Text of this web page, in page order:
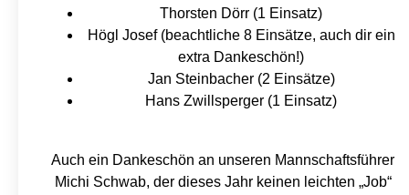
Thorsten Dörr (1 Einsatz)
Högl Josef (beachtliche 8 Einsätze, auch dir ein
extra Dankeschön!)
Jan Steinbacher (2 Einsätze)
Hans Zwillsperger (1 Einsatz)
Auch ein Dankeschön an unseren Mannschaftsführer
Michi Schwab, der dieses Jahr keinen leichten „Job“